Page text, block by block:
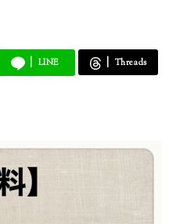
LINE Threads